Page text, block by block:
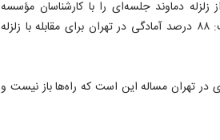
دماوند جلسه‌ای را با کارشناسان مؤسسه
ژئوفیزیک و شناخت رفتار گسل‌های تهران داشتیم، گفت: ۸۸ درصد آمادگی در تهران برای مقابله با زلزله
تهران مساله این است که راه‌ها باز نیست و